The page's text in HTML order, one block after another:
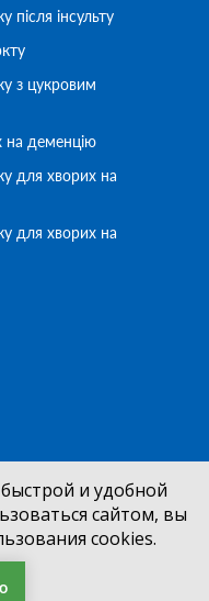
після інсульту
з цукровим
на деменцію
для хворих на
для хворих на
и удобной
сайтом, вы
cookies.